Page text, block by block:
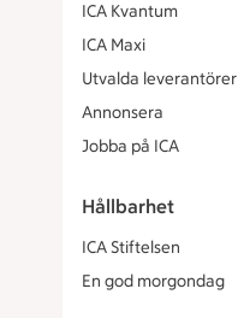
ICA Kvantum
ICA Maxi
Utvalda leverantörer
Annonsera
Jobba på ICA
Hållbarhet
ICA Stiftelsen
En god morgondag